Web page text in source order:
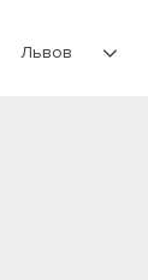
Львов